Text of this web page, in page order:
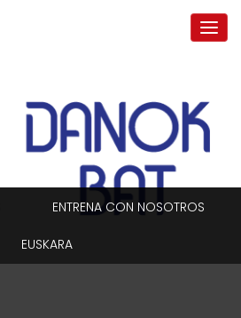
ENTRENA CON NOSOTROS
EUSKARA